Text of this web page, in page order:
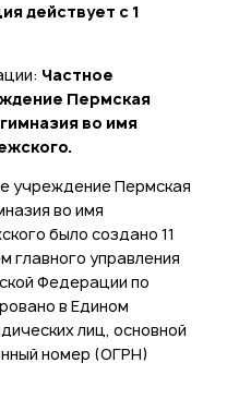
действует с 1
Частное
Пермская
во имя
учреждение Пермская
во имя
было создано 11
главного управления
Федерации по
в Едином
лиц, основной
номер (ОГРН)